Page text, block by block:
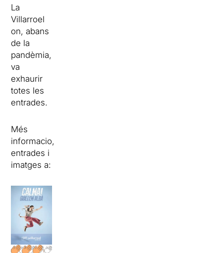
La
Villarroel
on, abans
de la
pandèmia,
va
exhaurir
totes les
entrades.
Més
informacio,
entrades i
imatges a: